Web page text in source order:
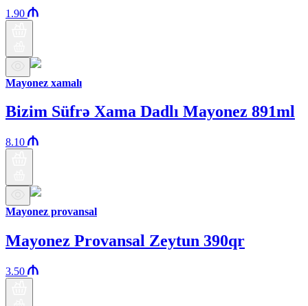
1.90
Mayonez xamalı
Bizim Süfrə Xama Dadlı Mayonez 891ml
8.10
Mayonez provansal
Mayonez Provansal Zeytun 390qr
3.50